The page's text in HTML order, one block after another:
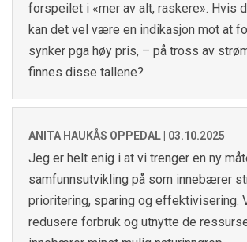
forspeilet i «mer av alt, raskere». Hvis
kan det vel være en indikasjon mot at
synker pga høy pris, – på tross av
finnes disse tallene?
ANITA HAUKÅS OPPEDAL | 03.10.2025
Jeg er helt enig i at vi trenger en ny
samfunnsutvikling på som innebærer
prioritering, sparing og effektivisering.
redusere forbruk og utnytte de